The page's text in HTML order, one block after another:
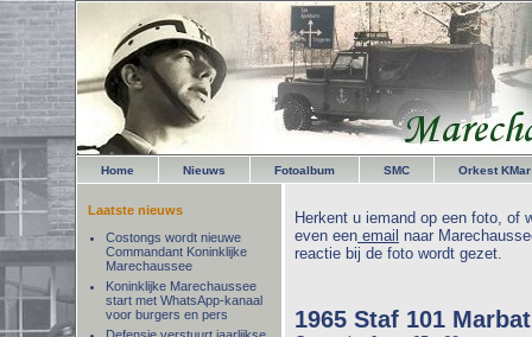
Home Nieuws Fotoalbum SMC Orkest KMar
Herkent u iemand op een foto, of
even een email naar
reactie bij de foto wordt gezet.
1965 Staf 101 Marbat
Laatste nieuws
Costongs wordt nieuwe
Commandant Koninklijke
Marechaussee
Koninklijke Marechaussee
start met WhatsApp-kanaal
voor burgers en pers